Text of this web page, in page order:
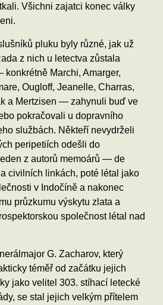
Všichni zajatci konec války
pluku byly různé, jak už
z nich u letectva zůstala
Marchi, Amarger,
Ougloff, Jeanelle, Charras,
a Mertzisen — zahynuli buď ve
pokračovali u dopravního
službách. Někteří nevydrželi
peripetiích odešli do
z autorů memoárů — de
civilních linkách, poté létal jako
v Indočíně a nakonec
průzkumu výskytu zlata a
společnost létal nad
G. Zacharov, který
téměř od začátku jejich
jako velitel 303. stíhací letecké
se stal jejich velkým přítelem